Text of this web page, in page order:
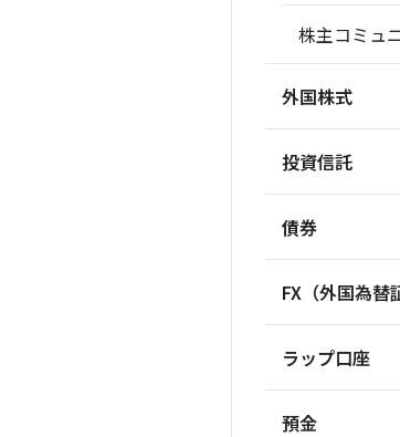
株主コミュ
外国株式
投資信託
債券
FX（外国為替
ラップ口座
預金